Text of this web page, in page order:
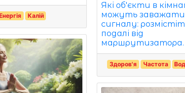
Калій
Які об'єкти в
можуть заважати
сигналу:
подалі від
маршрутизатора.
Здоров'я Частота